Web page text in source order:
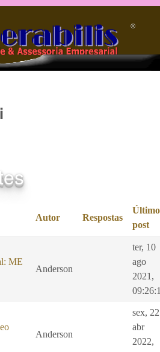
o conteúdo principal
®️
Autor Respostas
Último
post
ME
Anderson
ter, 10
ago
2021,
Anderson
sex, 22
abr
2022,